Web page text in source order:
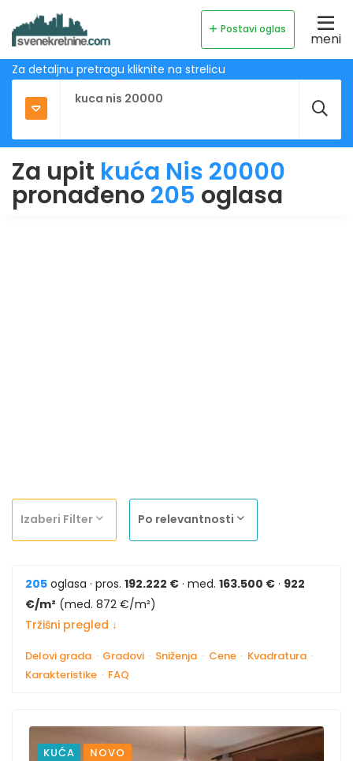
Postavi oglas
meni
Za detaljnu pretragu kliknite na strelicu
Za upit kuća Nis 20000
pronađeno 205 oglasa
Izaberi Filter Po relevantnosti
205 oglasa · pros. 192.222 € · med. 163.500 € · 922
€/m² (med. 872 €/m²)
Tržišni pregled ↓
Delovi grada · Gradovi · Sniženja · Cene · Kvadratura ·
Karakteristike · FAQ
KUĆA NOVO